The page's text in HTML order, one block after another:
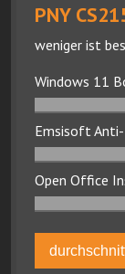
PNY
weniger ist
Windows 11
Emsisoft
Open Office